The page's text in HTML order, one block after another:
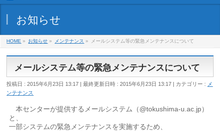
お知らせ
HOME » お知らせ » メンテナンス » メールシステム等の緊急メンテナンスについて
メールシステム等の緊急メンテナンスについて
投稿日 : 2015年6月23日 13:17 最終更新日時 : 2015年6月23日 13:17 カテゴリー : メ
ンテナンス
本センターが提供するメールシステム（@tokushima-u.ac.jp）
と、
一部システムの緊急メンテナンスを実施するため、